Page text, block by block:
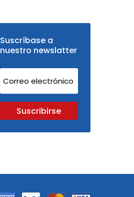
Suscríbase a
nuestro newslatter
Suscribirse